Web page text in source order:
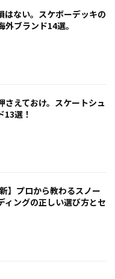
はない。スケボーデッキの
外ブランド14選。
さえておけ。スケートシュ
13選！
】プロから教わるスノー
ィングの正しい選び方とセ